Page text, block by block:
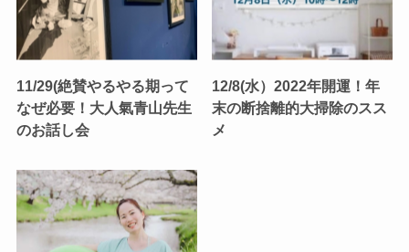
11/29(絶賛やるやる期って
なぜ必要！大人氣青山先生
のお話し会
12/8(水）2022年開運！年
末の断捨離的大掃除のスス
メ